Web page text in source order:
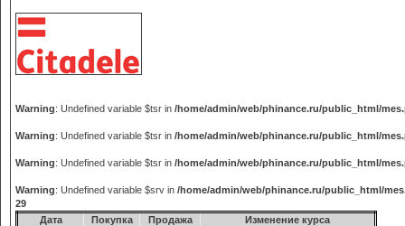
Warning: Undefined variable $tsr in /home/admin/web/phinance.ru/public_html/
Warning: Undefined variable $tsr in /home/admin/web/phinance.ru/public_html/
Warning: Undefined variable $tsr in /home/admin/web/phinance.ru/public_html/
Warning: Undefined variable $srv in /home/admin/web/phinance.ru/public_html/
29
Дата
Покупка Продажа
Изменение курса